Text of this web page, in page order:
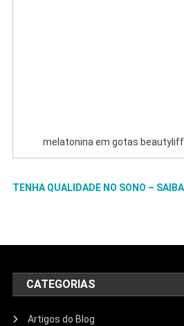
melatonina em gotas
TENHA QUALIDADE NO SONO –
CATEGORIAS
Artigos do Blog